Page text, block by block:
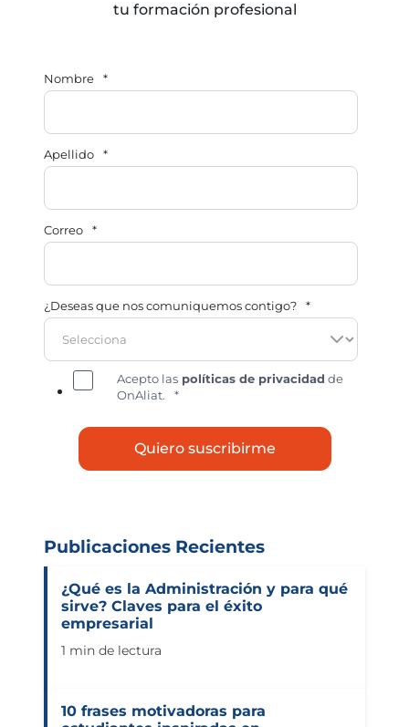
tu formación profesional
Nombre *
Apellido *
Correo *
¿Deseas que nos comuniquemos contigo? *
Acepto las políticas de privacidad de
OnAliat.
*
Publicaciones Recientes
¿Qué es la Administración y para qué
sirve? Claves para el éxito
empresarial
1 min de lectura
10 frases motivadoras para